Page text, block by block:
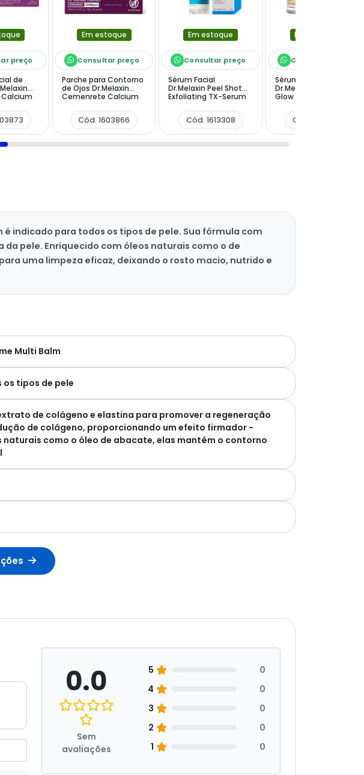
preço
de
Em estoque
Consultar preço
Parche para Contorno
de Ojos Dr.Melaxin
Cemenrete Calcium
Unidades
Cód. 1603866
Em estoque
Consultar preço
Sérum Facial
Dr.Melaxin Peel Shot
Exfoliating TX-Serum
Cód. 1613308
Em estoque
Consultar preço
Sérum Facial
Dr.Melaxin Peel Shot
Glow White Rice de
Cód. 1613278
indicado para todos os tipos de pele. Sua fórmula com
pele. Enriquecido com óleos naturais como o de
uma limpeza eficaz, deixando o rosto macio, nutrido e
Multi Balm
os tipos de pele
de colágeno e elastina para promover a regeneração
de colágeno, proporcionando um efeito firmador -
naturais como o óleo de abacate, elas mantêm o contorno
0.0
Sem
avaliações
5
0
4
0
3
0
2
0
1
0